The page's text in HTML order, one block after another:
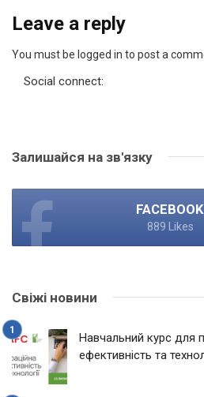
Leave a reply
You must be logged in to post a
Social connect:
Залишайся на зв'язку
FACEBOOK
889 Likes
Свіжі новини
Навчальний курс для
ефективність та